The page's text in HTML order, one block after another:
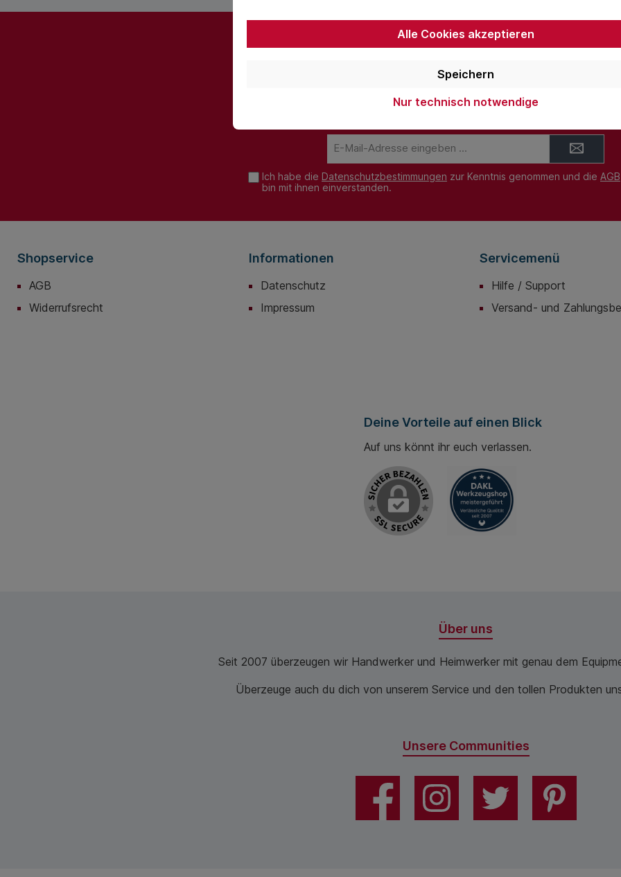
Newsletter
Abonnieren Sie jetzt einfach unseren regelmäßig erscheinenden
werden stets unter den Ersten sein, über neue Produkte und Angebote
Mail-
Adresse*
Ich habe die Datenschutzbestimmungen zur Kenntnis genommen und die AGB
bin mit ihnen einverstanden.
Shopservice
AGB
Widerrufsrecht
Informationen
Datenschutz
Impressum
Servicemenü
Hilfe / Support
Versand- und
Deine Vorteile auf einen Blick
Auf uns könnt ihr euch verlassen.
Über uns
Seit 2007 überzeugen wir Handwerker und Heimwerker mit genau dem
Überzeuge auch du dich von unserem Service und den tollen Produkten
Unsere Communities
Alle Cookies akzeptieren
Speichern
Nur technisch notwendige